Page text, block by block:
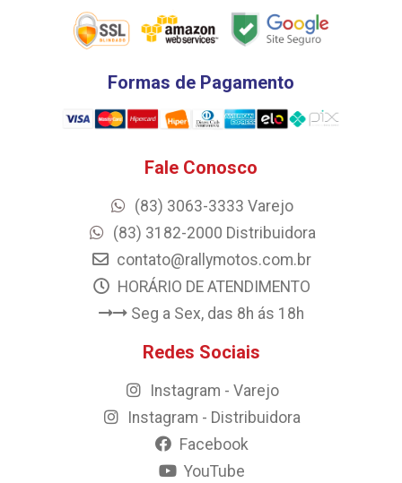
Formas de Pagamento
Fale Conosco
(83) 3063-3333 Varejo
(83) 3182-2000 Distribuidora
contato@rallymotos.com.br
HORÁRIO DE ATENDIMENTO
Seg a Sex, das 8h ás 18h
Redes Sociais
Instagram - Varejo
Instagram - Distribuidora
Facebook
YouTube